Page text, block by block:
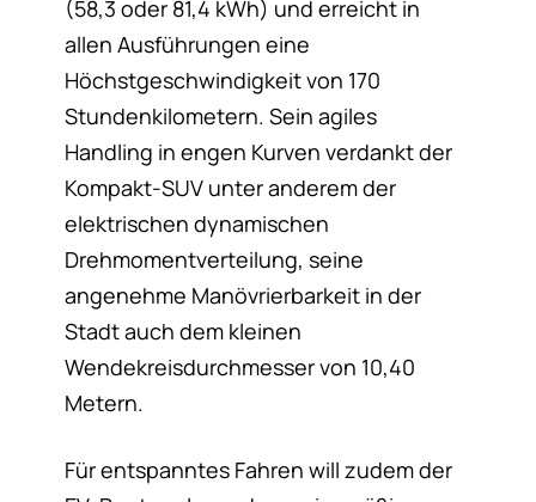
(58,3 oder 81,4 kWh) und erreicht in
allen Ausführungen eine
Höchstgeschwindigkeit von 170
Stundenkilometern. Sein agiles
Handling in engen Kurven verdankt der
Kompakt-SUV unter anderem der
elektrischen dynamischen
Drehmomentverteilung, seine
angenehme Manövrierbarkeit in der
Stadt auch dem kleinen
Wendekreisdurchmesser von 10,40
Metern.
Für entspanntes Fahren will zudem der